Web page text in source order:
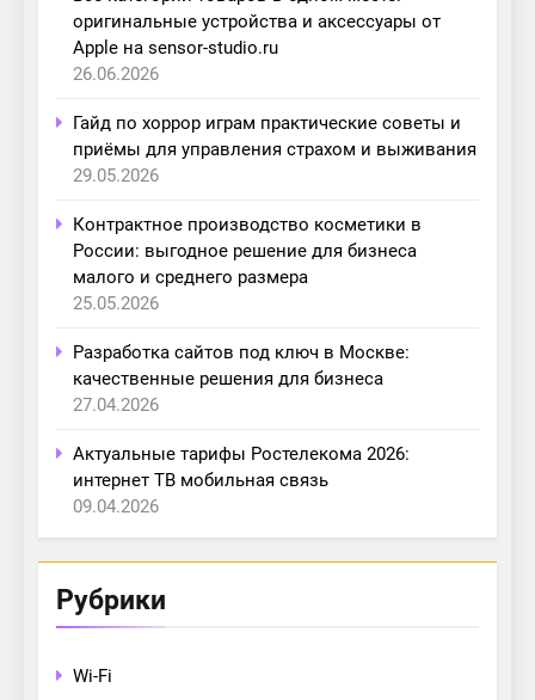
оригинальные устройства и аксессуары от
Apple на sensor-studio.ru
26.06.2026
Гайд по хоррор играм практические советы и
приёмы для управления страхом и выживания
29.05.2026
Контрактное производство косметики в
России: выгодное решение для бизнеса
малого и среднего размера
25.05.2026
Разработка сайтов под ключ в Москве:
качественные решения для бизнеса
27.04.2026
Актуальные тарифы Ростелекома 2026:
интернет ТВ мобильная связь
09.04.2026
Рубрики
Wi-Fi